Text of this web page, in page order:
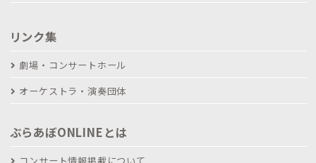
リンク集
劇場・コンサートホール
オーケストラ・演奏団体
ぶらあぼONLINEとは